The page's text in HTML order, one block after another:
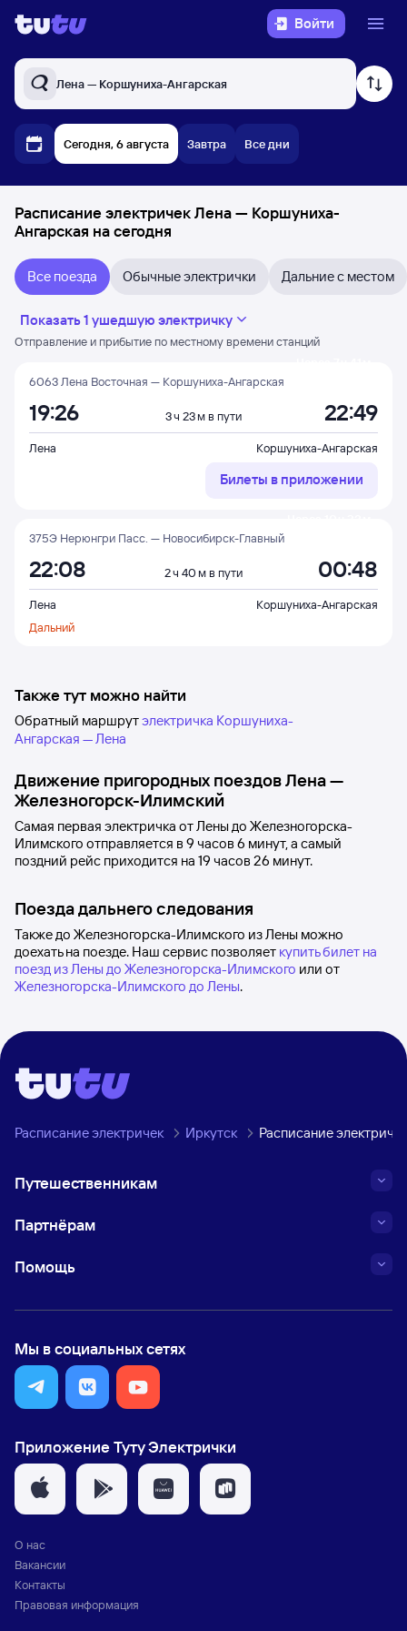
Войти
Лена — Коршуниха-Ангарская
Сегодня, 6 августа Завтра Все дни
Расписание электричек Лена — Коршуниха-
Ангарская на сегодня
Все поезда Обычные электрички Дальние с местом
Показать 1 ушедшую электричку
Отправление и прибытие по местному времени станций
6063 Лена Восточная — Коршуниха-Ангарская
19:26 3 ч 23 м в пути 22:49
Лена Коршуниха-Ангарская
Билеты в приложении
375Э Нерюнгри Пасс. — Новосибирск-Главный
22:08 2 ч 40 м в пути 00:48
Лена
Коршуниха-Ангарская
Дальний
Также тут можно найти
Обратный маршрутэлектричка Коршуниха-
Ангарская — Лена
Движение пригородных поездовЛена—
Железногорск-Илимский
Самая первая электричка отЛеныдо Железногорска-
Илимского отправляется в 9 часов 6 минут, а самый
поздний рейс приходится на 19 часов 26 минут.
Поезда дальнего следования
Также до Железногорска-Илимского из Лены можно
доехать на поезде. Наш сервис позволяет купить билет на
поезд из Лены до Железногорска-Илимского или от
Железногорска-Илимского до Лены.
Расписание электричек Иркутск Расписание
Путешественникам
Партнёрам
Помощь
Мы в социальных сетях
Приложение Туту Электрички
О нас
Вакансии
Контакты
Правовая информация